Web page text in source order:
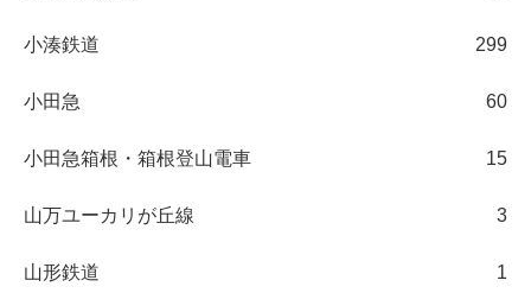
小湊鉄道 299
小田急 60
小田急箱根・箱根登山電車 15
山万ユーカリが丘線 3
山形鉄道 1